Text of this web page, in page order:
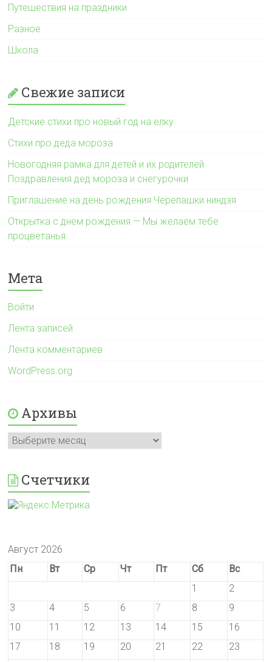
Путешествия на праздники
Разное
Школа
Свежие записи
Детские стихи про новый год на елку
Стихи про деда мороза
Новогодняя рамка для детей и их родителей
Поздравления дед мороза и снегурочки
Приглашение на день рождения Черепашки ниндзя
Открытка с днем рождения — Мы желаем тебе
процветанья
Мета
Войти
Лента записей
Лента комментариев
WordPress.org
Архивы
Архивы
Счетчики
Август 2026
Пн
Вт Ср Чт Пт Сб
Вс
1
2
3
4 5 6 7 8
9
10
11 12 13 14 15
16
17
18 19 20 21 22
23